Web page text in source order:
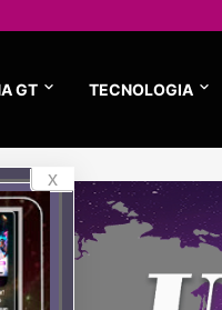
GT TECNOLOGIA
x